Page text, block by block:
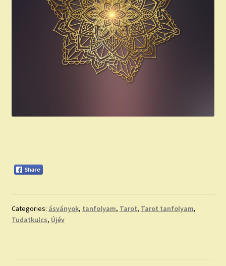
Categories: ásványok, tanfolyam, Tarot, Tarot tanfolyam,
Tudatkulcs, Újév